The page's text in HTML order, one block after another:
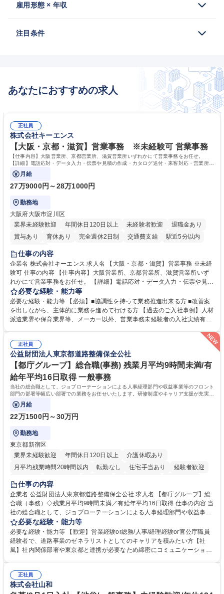
雇用形態 × 年収
注目条件
あなたにおすすめの求人
正社員
株式会社キーエンス
【大阪・京都・滋賀】営業事務 ※未経験可 営業事務
【仕事内容】大阪営業所、京都営業所、滋賀営業所いずれかにて営業事務をお任せ。
【詳細】電話応対・データ入力・伝票や見積の作成・カタログ送付・来客対応・営業所内
で発生する事務業務や業務改善をお任せ。
月給
27万9000円～28万1000円
勤務地
大阪府大阪市淀川区
業界未経験歓迎
年間休日120日以上 未経験者歓迎
退職金あり
賞与あり
育休あり 完全週休2日制 交通費支給
駅近5分以内
土日祝休み
仕事の内容
企業名 株式会社キーエンス 求人名 【大阪・京都・滋賀】営業事務 ※未経
験可 仕事の内容 【仕事内容】大阪営業所、京都営業所、滋賀営業所いず
れかにて営業事務をお任せ。 【詳細】電話応対・データ入力・伝票や見積
の作成・カタログ送付・来客対応・営業所内で発生する事務業務や業務改
善をお任せ。 【教育制度】ご入社後、育成担当とペアになりながらOJTに
て業務を覚えていただくことが可能です。業務システムがきちんと構築さ
れているため、スムーズに仕事に慣れることができる環境です。また、
常に改善を目指す風土のため、安心して業務に取り組んでいただけます。
募集職種 【大阪・京都・滋賀】営業事務 ※未経験可
必要な経験・能力等
必要な経験・能力等 【必須】■協調性を持って業務推進出来る方 ■改善案
を出しながら、主体的に業務を進めて行ける方 【過去のご入社事例】人材
派遣業界や保育業界等、メーカー以外、営業事務未経験者の入社実績有
により、キーエンスの付加価値向上に貢献します。ベースの定型業務に加
えて、お客様や社員の状況に合わせ、能動的なサポート、改善の動きも期
待され。組織を支えるスペシャリストとして、チームに貢献し、結果的に
社員から頼られる存在になることができます。平均19:30の退勤以降の業
務の持ち帰りも禁止されており、メリハリのある働き方となります。 学
歴・資格 学歴：大学院 大学 高専 短大 語学力： 資格：
正社員
公益財団法人東京都道路整備保全公社
【都庁グループ】総合職(事務) 残業月平均9時間未満/有
給年平均16日取得 一般事務
当社の総合職として、ジョブローテーションによる人事経理部門や収益事業等のフロント
部門の部署等幅広い部署での業務をお任せいたします。研修制度やキャリア支援が充実し
ております！ ※下記業務詳細
月給
22万1500円～30万円
勤務地
東京都新宿区
業界未経験歓迎
年間休日120日以上
介護休暇あり
月平均残業時間20時間以内
転勤なし 住宅手当あり
経験者歓迎
研修あり
退職金あり
駅近5分以内
資格取得手当あり 食事補助あり
仕事の内容
企業名 公益財団法人東京都道路整備保全公社 求人名 【都庁グループ】総
合職（事務）◇残業月平均9時間未満／有給年平均16日取得 仕事の内容 当
社の総合職として、ジョブローテーションによる人事経理部門や収益事業
等のフロント部門の部署等幅広い部署での業務をお任せいたします。研修
制度やキャリア支援が充実しております！ ※下記業務詳細 【業務詳細】■
管理部門：広報、人事、経理など当公社の運営に係る管理業務 ■収益部
門：駐車場の新規開拓、管理運営、新宿駅西口広場の「イベントコーナ
道路施設や道路工事現場の見学ツアー事業 ※入社後は上記いずれかの部門
へ配属。※業務内容変更の範囲：会社の定める業務 募集職種 【都庁グル
必要な経験・能力等
必要な経験・能力等 【歓迎】営業経験or総務/人事/経理経験or官公庁職員
経験者で、道路事業のゼネラリストとしてのキャリアを積みたい方【社
風】社内関係部署や東京都と連携が必要なため綿密にコミュニケーション
部門など多岐に渡る業務を経験できます。 ■様々なプロジェクト：駐車場
事業の他、新宿駅西口広場内に設置された照明を兼ねた広告「ブライトサ
正社員
株式会社山和